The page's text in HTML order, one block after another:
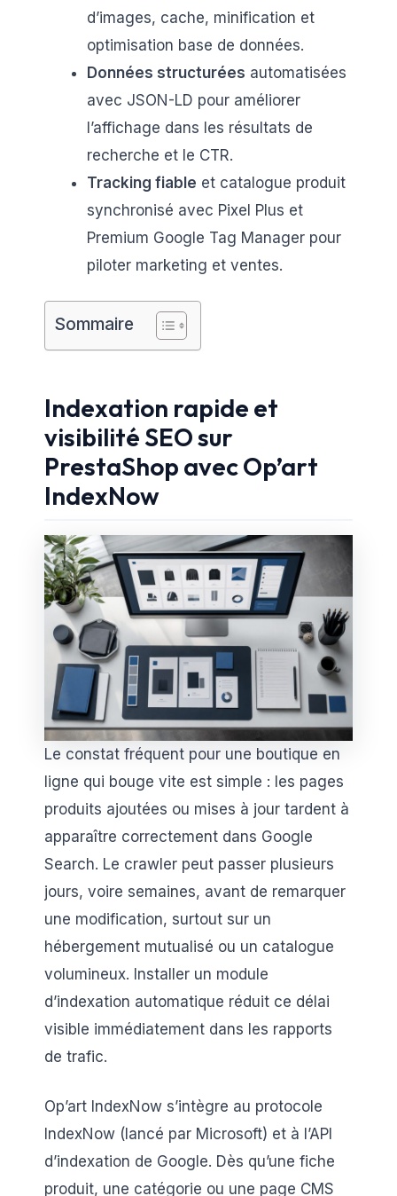
d’images, cache, minification et
optimisation base de données.
Données structurées automatisées
avec JSON-LD pour améliorer
l’affichage dans les résultats de
recherche et le CTR.
Tracking fiable et catalogue produit
synchronisé avec Pixel Plus et
Premium Google Tag Manager pour
piloter marketing et ventes.
Sommaire
Indexation rapide et
visibilité SEO sur
PrestaShop avec Op’art
IndexNow
Le constat fréquent pour une boutique en
ligne qui bouge vite est simple : les pages
produits ajoutées ou mises à jour tardent à
apparaître correctement dans Google
Search. Le crawler peut passer plusieurs
jours, voire semaines, avant de remarquer
une modification, surtout sur un
hébergement mutualisé ou un catalogue
volumineux. Installer un module
d’indexation automatique réduit ce délai
visible immédiatement dans les rapports
de trafic.
Op’art IndexNow s’intègre au protocole
IndexNow (lancé par Microsoft) et à l’API
d’indexation de Google. Dès qu’une fiche
produit, une catégorie ou une page CMS